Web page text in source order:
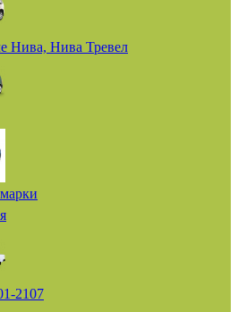
Нива, Нива Тревел
2107